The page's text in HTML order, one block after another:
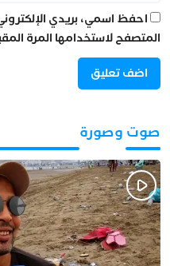
احفظ اسمي، بريدي
المتصفح لاستخدامها المرة
صوت وصورة